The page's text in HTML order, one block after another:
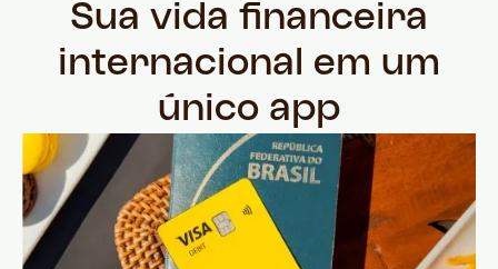
Sua vida financeira
internacional em um
único app